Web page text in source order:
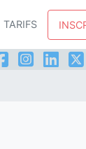
TARIFS